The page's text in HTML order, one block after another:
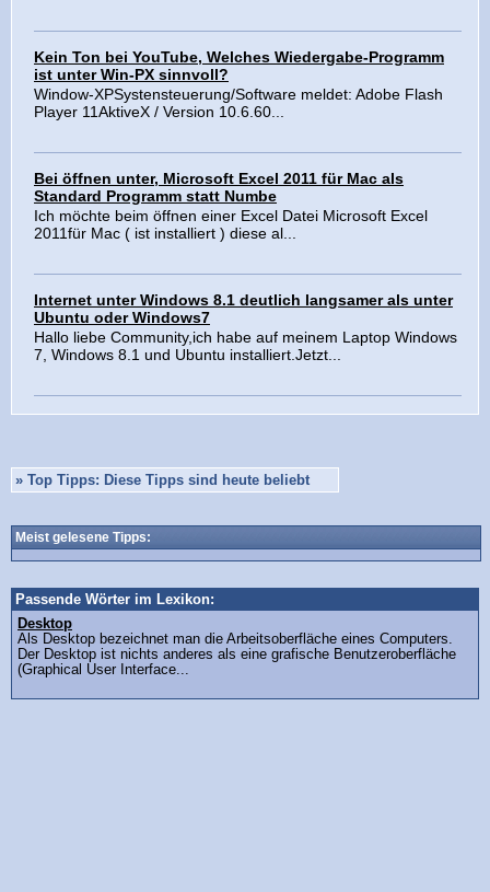
Kein Ton bei YouTube, Welches Wiedergabe-Programm
ist unter Win-PX sinnvoll?
Window-XPSystensteuerung/Software meldet: Adobe Flash
Player 11AktiveX / Version 10.6.60...
Bei öffnen unter, Microsoft Excel 2011 für Mac als
Standard Programm statt Numbe
Ich möchte beim öffnen einer Excel Datei Microsoft Excel
2011für Mac ( ist installiert ) diese al...
Internet unter Windows 8.1 deutlich langsamer als unter
Ubuntu oder Windows7
Hallo liebe Community,ich habe auf meinem Laptop Windows
7, Windows 8.1 und Ubuntu installiert.Jetzt...
» Top Tipps: Diese Tipps sind heute beliebt
Meist gelesene Tipps:
Passende Wörter im Lexikon:
Desktop
Als Desktop bezeichnet man die Arbeitsoberfläche eines Computers.
Der Desktop ist nichts anderes als eine grafische Benutzeroberfläche
(Graphical User Interface...